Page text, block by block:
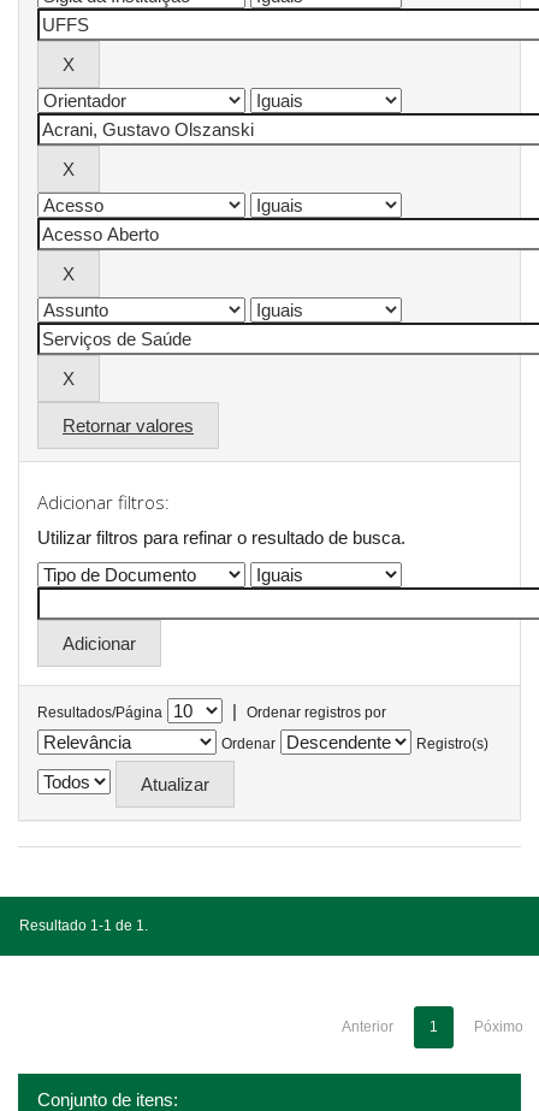
Retornar valores
Adicionar filtros:
Utilizar filtros para refinar o resultado de busca.
Resultados/Página |
Ordenar registros por
Ordenar
Registro(s)
Resultado 1-1 de 1.
Anterior 1 Póximo
Conjunto de itens: